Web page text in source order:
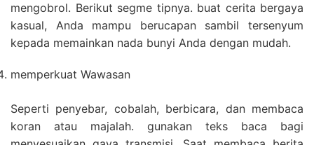
mengobrol. Berikut segme tipnya. buat cerita bergaya
kasual, Anda mampu berucapan sambil tersenyum
kepada memainkan nada bunyi Anda dengan mudah.
memperkuat Wawasan
Seperti penyebar, cobalah, berbicara, dan membaca
koran atau majalah. gunakan teks baca bagi